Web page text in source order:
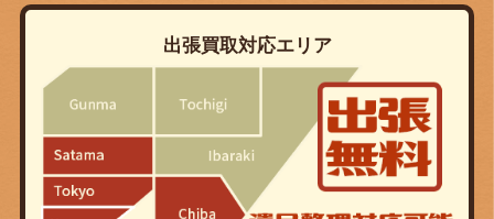
出張買取対応エリア